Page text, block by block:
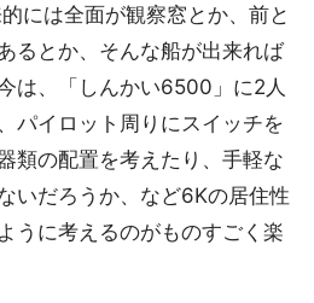
には全面が観察窓とか、前と
るとか、そんな船が出来れば
は、「しんかい6500」に2人
パイロット周りにスイッチを
類の配置を考えたり、手軽な
いだろうか、など6Kの居住性
うに考えるのがものすごく楽